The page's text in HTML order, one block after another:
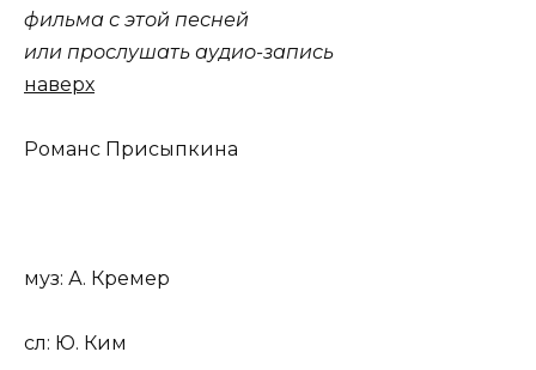
фильма с этой песней
или прослушать аудио-запись
наверх
Романс Присыпкина
муз: А. Кремер
сл: Ю. Ким